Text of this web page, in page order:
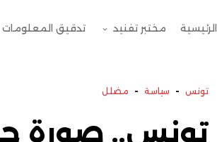
الرئيسية مختبر تفنيد تدقيق المعلومات
تونس - سياسة - مضلل
تونس.. صورة